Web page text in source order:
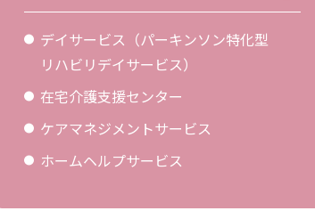
デイサービス（パーキンソン特化型
リハビリデイサービス）
在宅介護支援センター
ケアマネジメントサービス
ホームヘルプサービス